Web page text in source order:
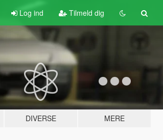
Log ind Tilmeld dig
DIVERSE MERE